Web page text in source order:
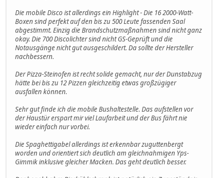
Die mobile Disco ist allerdings ein Highlight - Die 16 2000-Watt-
Boxen sind perfekt auf den bis zu 500 Leute fassenden Saal
abgestimmt. Einzig die Brandschutzmaßnahmen sind nicht ganz
okay. Die 700 Discolichter sind nicht GS-Geprüft und die
Notausgänge nicht gut ausgeschildert. Da sollte der Hersteller
nachbessern.
Der Pizza-Steinofen ist recht solide gemacht, nur der Dunstabzug
hätte bei bis zu 12 Pizzen gleichzeitig etwas großzügiger
ausfallen können.
Sehr gut finde ich die mobile Bushaltestelle. Das aufstellen vor
der Haustür erspart mir viel Laufarbeit und der Bus fährt nie
wieder einfach nur vorbei.
Die Spaghettigabel allerdings ist erkennbar zuguttenbergt
worden und orientiert sich deutlich am gleichnahmigen Yps-
Gimmik inklusive gleicher Macken. Das geht deutlich besser.